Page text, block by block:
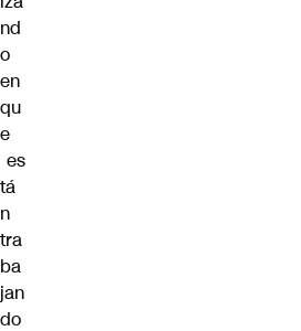
nd
o
en
qu
e
es
tá
n
tra
ba
jan
do